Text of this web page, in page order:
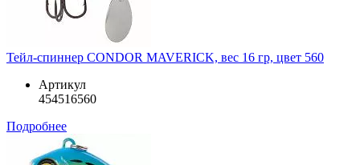
Тейл-спиннер CONDOR MAVERICK, вес 16 гр, цвет 560
Артикул
454516560
Подробнее